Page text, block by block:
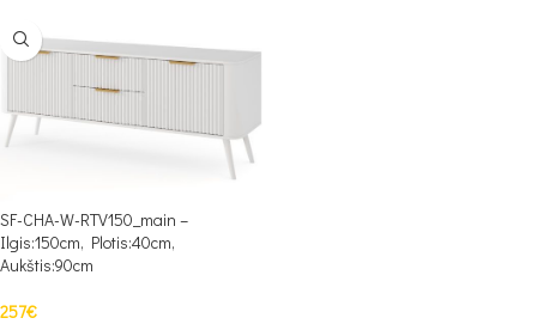
SF-CHA-W-RTV150_main –
Ilgis:150cm, Plotis:40cm,
Aukštis:90cm
257€